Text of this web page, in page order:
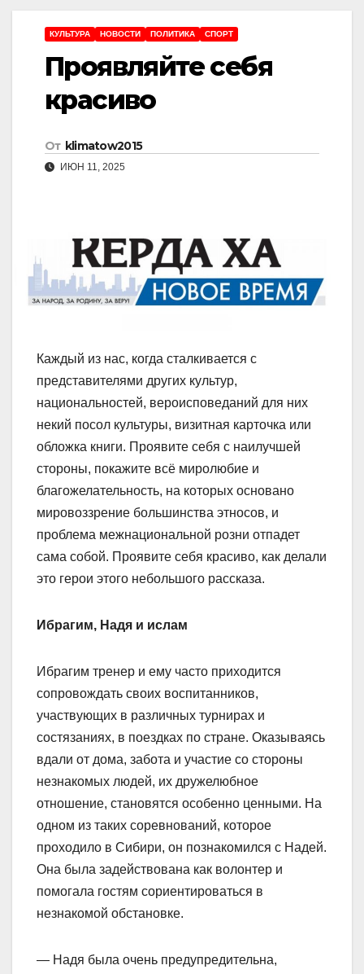
КУЛЬТУРА НОВОСТИ ПОЛИТИКА СПОРТ
Проявляйте себя
красиво
От klimatow2015
ИЮН 11, 2025
Каждый из нас, когда сталкивается с
представителями других культур,
национальностей, вероисповеданий для них
некий посол культуры, визитная карточка или
обложка книги. Проявите себя с наилучшей
стороны, покажите всё миролюбие и
благожелательность, на которых основано
мировоззрение большинства этносов, и
проблема межнациональной розни отпадет
сама собой. Проявите себя красиво, как делали
это герои этого небольшого рассказа.
Ибрагим, Надя и ислам
Ибрагим тренер и ему часто приходится
сопровождать своих воспитанников,
участвующих в различных турнирах и
состязаниях, в поездках по стране. Оказываясь
вдали от дома, забота и участие со стороны
незнакомых людей, их дружелюбное
отношение, становятся особенно ценными. На
одном из таких соревнований, которое
проходило в Сибири, он познакомился с Надей.
Она была задействована как волонтер и
помогала гостям сориентироваться в
незнакомой обстановке.
— Надя была очень предупредительна,